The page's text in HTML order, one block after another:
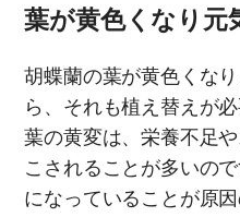
葉が黄色くなり元
胡蝶蘭の葉が黄色くな
ら、それも植え替えが
葉の黄変は、栄養不足
こされることが多いの
になっていることが原